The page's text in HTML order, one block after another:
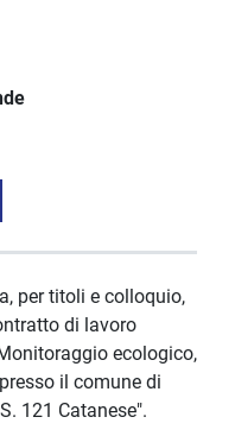
per titoli e colloquio,
di lavoro
ecologico,
il comune di
121 Catanese".